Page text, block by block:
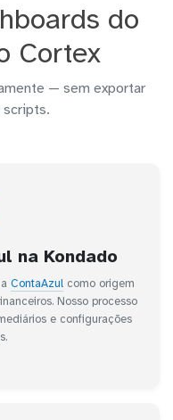
do
Cortex
— sem exportar
scripts.
na Kondado
ContaAzulcomo origem
Nosso processo
e configurações